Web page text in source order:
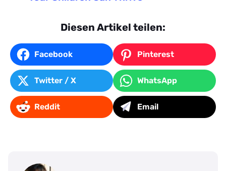
Diesen Artikel teilen:
Facebook Pinterest
Twitter / X WhatsApp
Reddit Email